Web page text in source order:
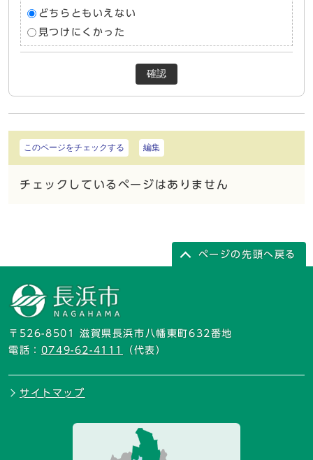
どちらともいえない
見つけにくかった
確認
このページをチェックする 編集
チェックしているページはありません
ページの先頭へ戻る
〒526-8501 滋賀県長浜市八幡東町632番地
電話： 0749-62-4111 （代表）
サイトマップ